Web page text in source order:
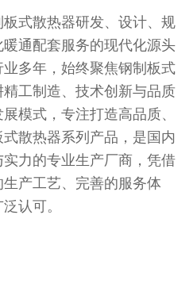
式散热器研发、设计、规
通配套服务的现代化源头
多年，始终聚焦钢制板式
工制造、技术创新与品质
模式，专注打造高品质、
散热器系列产品，是国内
力的专业生产厂商，凭借
产工艺、完善的服务体
认可。